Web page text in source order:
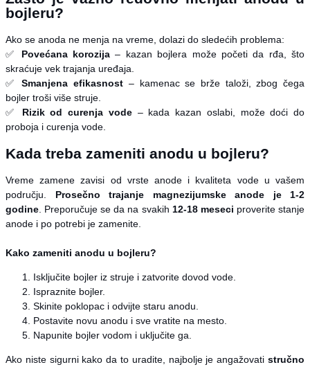
bojleru?
Ako se anoda ne menja na vreme, dolazi do sledećih problema:
✅ Povećana korozija – kazan bojlera može početi da rđa, što
skraćuje vek trajanja uređaja.
✅Smanjena efikasnost – kamenac se brže taloži, zbog čega
bojler troši više struje.
✅ Rizik od curenja vode– kada kazan oslabi, može doći do
proboja i curenja vode.
Kada treba zameniti anodu u bojleru?
Vreme zamene zavisi od vrste anode i kvaliteta vode u vašem
području. Prosečno trajanje magnezijumske anode je 1-2
godine . Preporučuje se da na svakih 12-18 meseci proverite stanje
anode i po potrebi je zamenite.
Kako zameniti anodu u bojleru?
Isključite bojler iz struje i zatvorite dovod vode.
Ispraznite bojler.
Skinite poklopac i odvijte staru anodu.
Postavite novu anodu i sve vratite na mesto.
Napunite bojler vodom i uključite ga.
Ako niste sigurni kako da to uradite, najbolje je angažovati stručno